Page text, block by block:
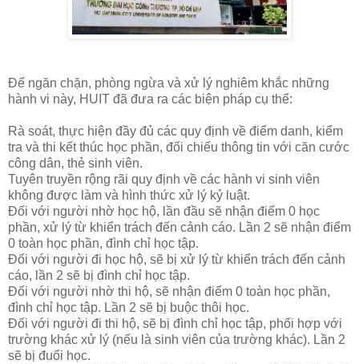
Để ngăn chặn, phòng ngừa và xử lý nghiêm khắc những
hành vi này, HUIT đã đưa ra các biện pháp cụ thể:
Rà soát, thực hiện đầy đủ các quy định về điểm danh, kiểm
tra và thi kết thúc học phần, đối chiếu thông tin với căn cước
công dân, thẻ sinh viên.
Tuyên truyền rộng rãi quy định về các hành vi sinh viên
không được làm và hình thức xử lý kỷ luật.
Đối với người nhờ học hộ, lần đầu sẽ nhận điểm 0 học
phần, xử lý từ khiển trách đến cảnh cáo. Lần 2 sẽ nhận điểm
0 toàn học phần, đình chỉ học tập.
Đối với người đi học hộ, sẽ bị xử lý từ khiển trách đến cảnh
cáo, lần 2 sẽ bị đình chỉ học tập.
Đối với người nhờ thi hộ, sẽ nhận điểm 0 toàn học phần,
đình chỉ học tập. Lần 2 sẽ bị buộc thôi học.
Đối với người đi thi hộ, sẽ bị đình chỉ học tập, phối hợp với
trường khác xử lý (nếu là sinh viên của trường khác). Lần 2
sẽ bị đuổi học.